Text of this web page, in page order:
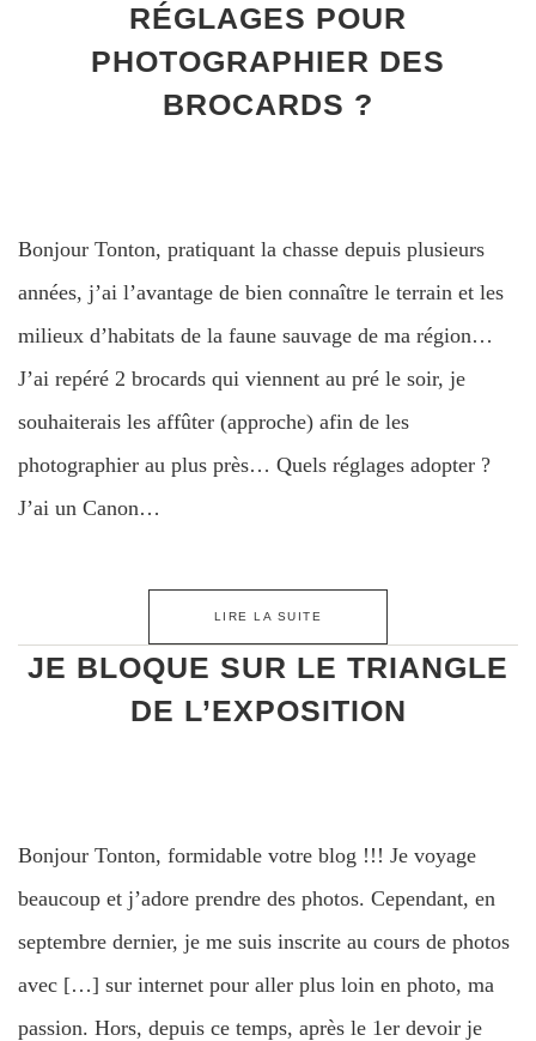
RÉGLAGES POUR
PHOTOGRAPHIER DES
BROCARDS ?
Bonjour Tonton, pratiquant la chasse depuis plusieurs
années, j’ai l’avantage de bien connaître le terrain et les
milieux d’habitats de la faune sauvage de ma région…
J’ai repéré 2 brocards qui viennent au pré le soir, je
souhaiterais les affûter (approche) afin de les
photographier au plus près… Quels réglages adopter ?
J’ai un Canon…
LIRE LA SUITE
JE BLOQUE SUR LE TRIANGLE
DE L’EXPOSITION
Bonjour Tonton, formidable votre blog !!! Je voyage
beaucoup et j’adore prendre des photos. Cependant, en
septembre dernier, je me suis inscrite au cours de photos
avec […] sur internet pour aller plus loin en photo, ma
passion. Hors, depuis ce temps, après le 1er devoir je